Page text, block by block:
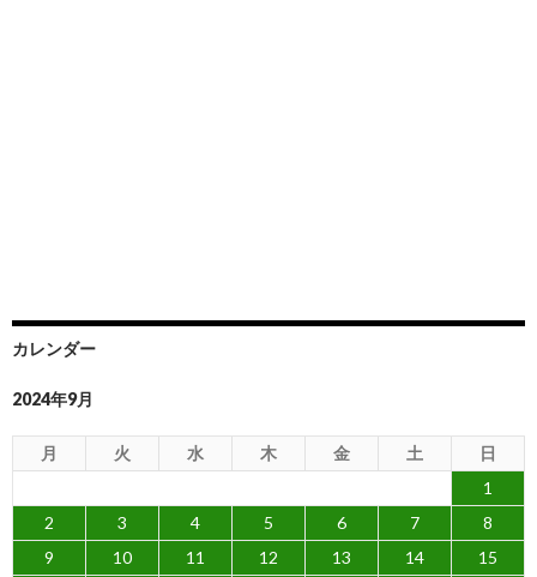
カレンダー
2024年9月
月 火 水 木 金 土
日
1
2
3 4 5 6 7
8
9
10 11 12 13 14
15